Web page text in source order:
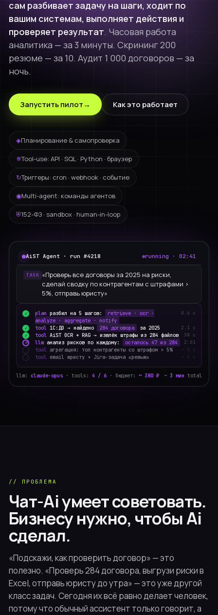
AiST White Label
Брендированная ИИ-платформа
Мобильное приложение
AiST Ai для iOS и Android
Промышленность
Ритейл
Банкинг
СМИ
Образование
Строительство
Телеком
Нефтегаз
Госсектор
Студент
НАПРАВЛЕНИЯ
HR
Маркетинг
// все направления
процесс за 14 дней.
Запросить аудит →
AiST Analytic
Анализ больших массивов данных
AiST Dialog
Модерация и детекция
Ai-анализ контента и чувствительных данных
AiST Agent
Самостоятельный алгоритмизированный Ai-агент
Чат с Ai-моделями
сам разбивает задачу на шаги, ходит по
вашим системам, выполняет действия и
проверяет результат. Часовая работа
аналитика — за 3 минуты. Скрининг 200
резюме — за 10. Аудит 1 000 договоров — за
ночь.
Запустить пилот→ Как это работает
◈Планирование & самопроверка
⛯Tool-use: API · SQL · Python · браузер
↻Триггеры: cron · webhook · событие
◉Multi-agent: команды агентов
⛨152-ФЗ · sandbox · human-in-loop
AiST Agent · run #4218 running · 02:41
TASK «Проверь все договоры за 2025 на риски,
сделай сводку по контрагентам с штрафами >
5%, отправь юристу»
✓ plan разбил на 5 шагов:
retrieve · ocr ·
analyze · aggregate · notify
0.4 с
✓ tool 1С:ДО → найдено 284 договора за 2025 2.1 с
✓ tool AiST OCR + RAG → извлёк штрафы из 284 файлов 38 с
↻ llm анализ рисков по каждому: осталось 47 из 284 2:01
· tool агрегация: топ контрагенты со штрафом > 5% ~ 5 с
· tool email юристу + Jira-задача «ревью» ~ 2 с
llm: claude-opus · tools: 4 / 6 · бюджет: ~ 380 ₽ ~ 3 мин total
// ПРОБЛЕМА
Чат-Ai умеет советовать.
Бизнесу нужно, чтобы Ai
сделал.
«Подскажи, как проверить договор» — это
полезно. «Проверь 284 договора, выгрузи риски в
Excel, отправь юристу до утра» — это уже другой
класс задач. Сегодня их всё равно делает человек,
потому что обычный ассистент только говорит, а